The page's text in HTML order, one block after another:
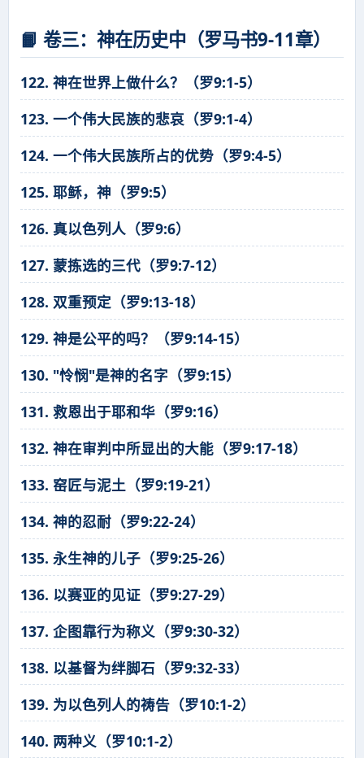
📙 卷三：神在历史中（罗马书9-11章）
122. 神在世界上做什么？（罗9:1-5）
123. 一个伟大民族的悲哀（罗9:1-4）
124. 一个伟大民族所占的优势（罗9:4-5）
125. 耶稣，神（罗9:5）
126. 真以色列人（罗9:6）
127. 蒙拣选的三代（罗9:7-12）
128. 双重预定（罗9:13-18）
129. 神是公平的吗？（罗9:14-15）
130. "怜悯"是神的名字（罗9:15）
131. 救恩出于耶和华（罗9:16）
132. 神在审判中所显出的大能（罗9:17-18）
133. 窑匠与泥土（罗9:19-21）
134. 神的忍耐（罗9:22-24）
135. 永生神的儿子（罗9:25-26）
136. 以赛亚的见证（罗9:27-29）
137. 企图靠行为称义（罗9:30-32）
138. 以基督为绊脚石（罗9:32-33）
139. 为以色列人的祷告（罗10:1-2）
140. 两种义（罗10:1-2）